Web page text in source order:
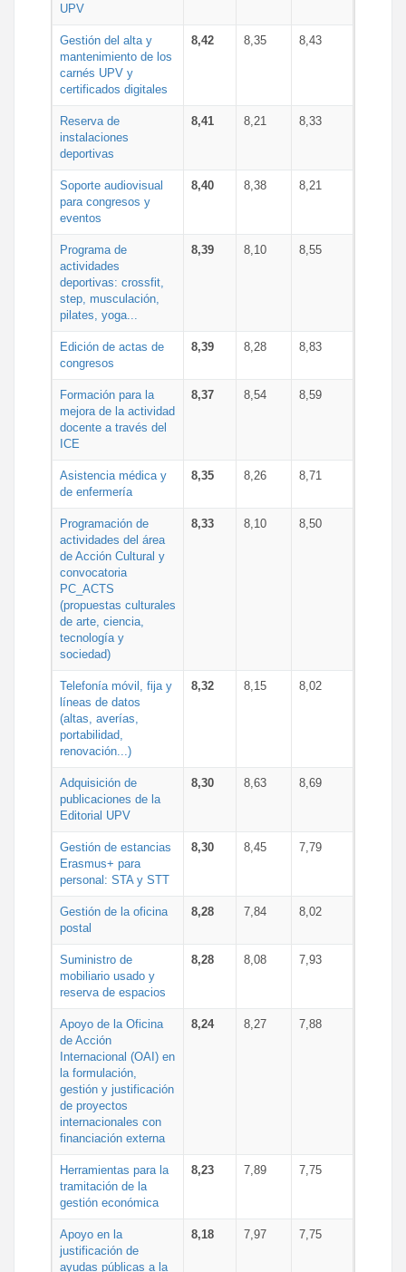
UPV
Gestión del alta y
mantenimiento de los
carnés UPV y
certificados digitales
8,42 8,35 8,43
Reserva de
instalaciones
deportivas
8,41 8,21 8,33
Soporte audiovisual
para congresos y
eventos
8,40 8,38 8,21
Programa de
actividades
deportivas: crossfit,
step, musculación,
pilates, yoga...
8,39 8,10 8,55
Edición de actas de
congresos
8,39 8,28 8,83
Formación para la
mejora de la actividad
docente a través del
ICE
8,37 8,54 8,59
Asistencia médica y
de enfermería
8,35 8,26 8,71
Programación de
actividades del área
de Acción Cultural y
convocatoria
PC_ACTS
(propuestas culturales
de arte, ciencia,
tecnología y
sociedad)
8,33 8,10 8,50
Telefonía móvil, fija y
líneas de datos
(altas, averías,
portabilidad,
renovación...)
8,32 8,15 8,02
Adquisición de
publicaciones de la
Editorial UPV
8,30 8,63 8,69
Gestión de estancias
Erasmus+ para
personal: STA y STT
8,30 8,45 7,79
Gestión de la oficina
postal
8,28 7,84 8,02
Suministro de
mobiliario usado y
reserva de espacios
8,28 8,08 7,93
Apoyo de la Oficina
de Acción
Internacional (OAI) en
la formulación,
gestión y justificación
de proyectos
internacionales con
financiación externa
8,24 8,27 7,88
Herramientas para la
tramitación de la
gestión económica
8,23 7,89 7,75
Apoyo en la
justificación de
ayudas públicas a la
8,18 7,97 7,75